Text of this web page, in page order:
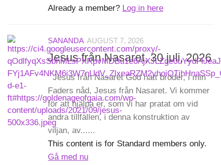
Already a member? Log in here
SANANDA AUGUST 7, 2026
Jesus från Nasaret, 30 juli, 2026
Jesus från Nasaret God natt bröder, i min
Faders nåd, Jesus från Nasaret. Vi kommer
för att hjälpa er, som vi har pratat om vid
andra tillfällen, i denna konstruktion av
viljan, av......
This content is for Standard members only.
Gå med nu